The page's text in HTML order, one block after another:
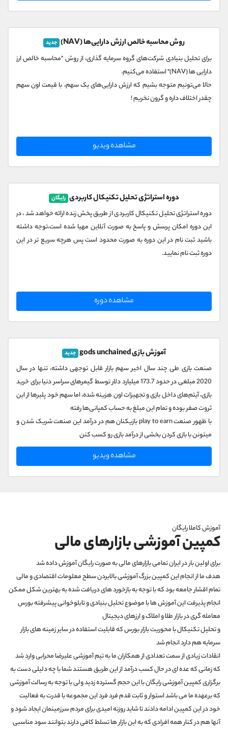
روش محاسبه خالص ارزش دارایی‌ها (NAV) جدید
برای تحلیل بنیادی شرکت‌های گروه سرمایه گذاری، از روش "محاسبه خالص ارز
دارایی ها (NAV)" استفاده می‌کنیم.
حالا می‌تونیم متوجه بشیم که ارزش دارایی‌های یک سهم، با قیمت اون سهم
چقدر اختلاف داره و گرون نخریم !
مشاهده ویدیو
دوره استراتژی تحلیل تکنیکال کاربردی رایگان
دوره استراتژی تحلیل تکنیکال کاربردی از طریق پخش زنده ارائه خواهد شد ، در
این دوره امکان پرسش و پاسخ به صورت آنلاین مهیا شده است،توجه داشته
باشید ثبت نام در این دوره به صورت محدود است پس هرچه سریع تر در این
دوره ثبت نام نمایید.
مشاهده دوره
آموزش بازی gods unchained جدید
صنعت بازی طی چند سال اخیر سهم بازار قابل توجهی داشته، تنها در سال
2020 مبلغی در حدود 173.7 میلیارد دلار توسط گیمرهای سراسر دنیا برای خرید
بازی، آیتم‌های داخل بازی و تجهیزات اون هزینه شده، اما سهم خود پلیرها از این
ثروت صفر بوده و تمام این مبلغ به حساب کمپانی‌ها رفته
با ظهور صنعت play to earn بازیکنان هم در درآمد این صنعت شریک شدن و
میتونن با بازی کردن بخشی از درآمد بازی رو کسب کنن
بازی گادز آنچین یکی از همین بازی‌های play to earn هستش که شما میتونید
بطور رایگان این بازی‌رو شروع کنید و درآمد دلاری داشته باشید
مشاهده ویدیو
آموزش کاملا رایگان
کمپین آموزشی بازارهای مالی
برای اولین بار در ایران تمامی بازارهای مالی به صورت رایگان آموزش داده شد
هدف ما از انجام این کمپین بزرگ آموزشی بالابردن سطح معلومات اقتصادی و مالی
تمام اقشار جامعه بود که با توجه به بازخورد های دریافت شده به بهترین شکل ممکن
انجام پذیرفت این آموزش ها با موضوع تحلیل بنیادی و تابلوخوانی پیشرفته بورس
معامله گری در بازار طلا و املاک و ارزهای دیجیتال
و تحلیل تکنیکال با محوریت بازار بورس که قابلیت استفاده در سایر زمینه های بازار
سرمایه هم دارد انجام شد
انقادات زیادی از سمت تعدادی از همکاران ما به تیم آموزشی علیرضا محرابی وارد شد
که زمانی که عده ای در حال کسب درآمد از این طریق هستند شما با چه دلیلی دست به
برگزاری کمپین آموزشی رایگان با این حجم گسترده زدید ولی با توجه به رسالت آموزشی
که برعهده ما می باشد استوار و ثابت قدم فرد فرد این مجموعه با قدرت به فعالیت
خود در این کمپین ادامه دادند تا شاید روزنه امیدی برای مردم سرزمینمان ایجاد شود و
آنها هم در کنار همه افرادی که به این بازار ها تسلط کافی دارند بتوانند سود مناسبی